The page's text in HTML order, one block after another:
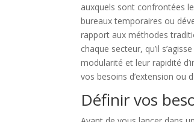
auxquels sont confrontées
bureaux temporaires ou
rapport aux méthodes
chaque secteur, qu’il
modularité et leur rapidité
vos besoins d’extension ou
Définir vos